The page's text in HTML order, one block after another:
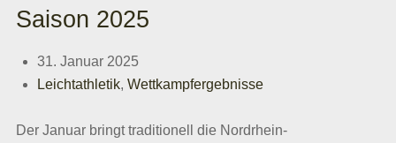
Saison 2025
31. Januar 2025
Leichtathletik, Wettkampfergebnisse
Der Januar bringt traditionell die Nordrhein-